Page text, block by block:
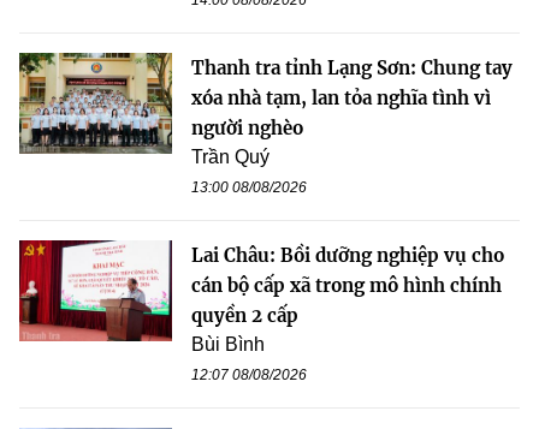
Thanh tra tỉnh Lạng Sơn: Chung tay
xóa nhà tạm, lan tỏa nghĩa tình vì
người nghèo
Trần Quý
13:00 08/08/2026
Lai Châu: Bồi dưỡng nghiệp vụ cho
cán bộ cấp xã trong mô hình chính
quyền 2 cấp
Bùi Bình
12:07 08/08/2026